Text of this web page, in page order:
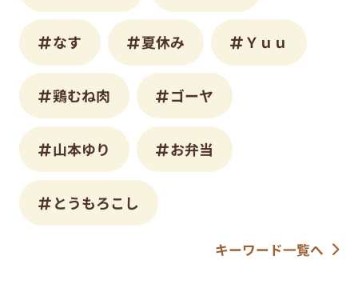
なす 夏休み Ｙｕｕ
鶏むね肉 ゴーヤ
山本ゆり お弁当
とうもろこし
キーワード一覧へ